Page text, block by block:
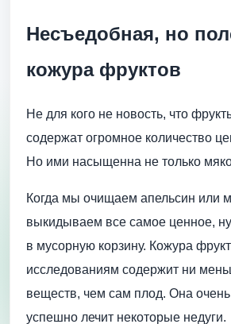
Несъедобная, но
кожура фруктов
Не для кого не новость, что
содержат огромное количество
Но ими насыщенна не только
Когда мы очищаем апельсин или
выкидываем все самое ценное,
в мусорную корзину. Кожура
исследованиям содержит ни
веществ, чем сам плод. Она очень
успешно лечит некоторые недуги.